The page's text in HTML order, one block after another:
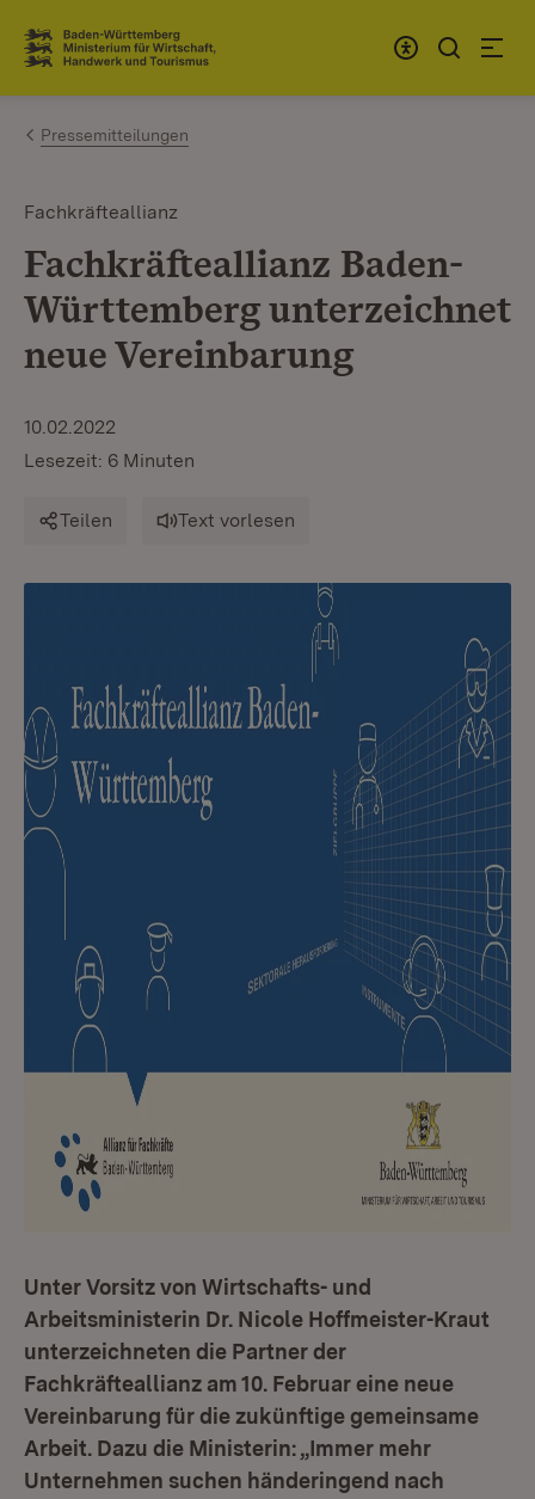
Zum Inhalt springen
Link zur Startseite
Pressemitteilungen
Fachkräfteallianz
Fachkräfteallianz Baden-
Württemberg unterzeichnet
neue Vereinbarung
10.02.2022
Lesezeit: 6 Minuten
Teilen Text vorlesen
Unter Vorsitz von Wirtschafts- und
Arbeitsministerin Dr. Nicole Hoffmeister-Kraut
unterzeichneten die Partner der
Fachkräfteallianz am 10. Februar eine neue
Vereinbarung für die zukünftige gemeinsame
Arbeit. Dazu die Ministerin: „Immer mehr
Unternehmen suchen händeringend nach